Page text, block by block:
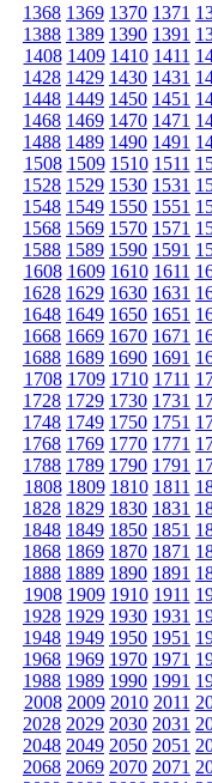
1368 1369 1370 1371
1388 1389 1390 1391
1408 1409 1410 1411
1428 1429 1430 1431
1448 1449 1450 1451
1468 1469 1470 1471
1488 1489 1490 1491
1508 1509 1510 1511
1528 1529 1530 1531
1548 1549 1550 1551
1568 1569 1570 1571
1588 1589 1590 1591
1608 1609 1610 1611
1628 1629 1630 1631
1648 1649 1650 1651
1668 1669 1670 1671
1688 1689 1690 1691
1708 1709 1710 1711
1728 1729 1730 1731
1748 1749 1750 1751
1768 1769 1770 1771
1788 1789 1790 1791
1808 1809 1810 1811
1828 1829 1830 1831
1848 1849 1850 1851
1868 1869 1870 1871
1888 1889 1890 1891
1908 1909 1910 1911
1928 1929 1930 1931
1948 1949 1950 1951
1968 1969 1970 1971
1988 1989 1990 1991
2008 2009 2010 2011
2028 2029 2030 2031
2048 2049 2050 2051
2068 2069 2070 2071